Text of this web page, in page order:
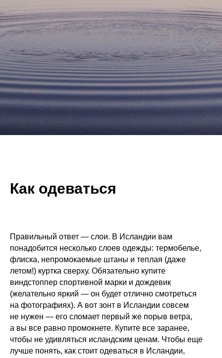
Как одеваться
Правильный ответ — слои. В Исландии вам
понадобится несколько слоев одежды: термобелье,
флиска, непромокаемые штаны и теплая (даже
летом!) куртка сверху. Обязательно купите
виндстоппер спортивной марки и дождевик
(желательно яркий — он будет отлично смотреться
на фотографиях). А вот зонт в Исландии совсем
не нужен — его сломает первый же порыв ветра,
а вы все равно промокнете. Купите все заранее,
чтобы не удивляться исландским ценам. Чтобы еще
лучше понять, как стоит одеваться в Исландии,